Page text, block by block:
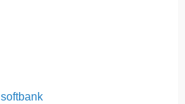
softbank